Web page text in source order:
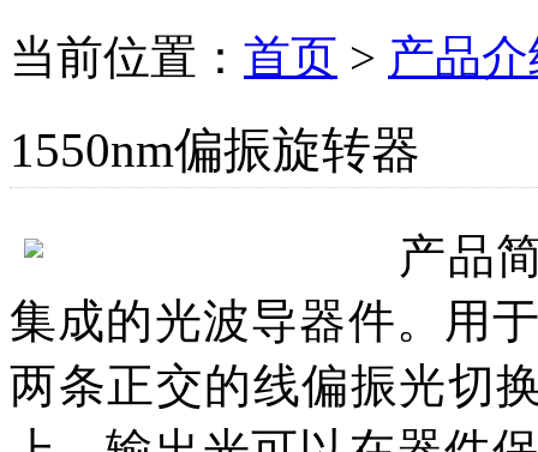
当前位置： 首页 > 产品
1550nm偏振旋转器
产品
集成的光波导器件。用
两条正交的线偏振光切